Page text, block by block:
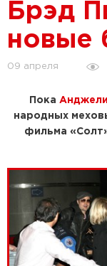
Брэд
новые
09 апреля
Пока
народных
фильма